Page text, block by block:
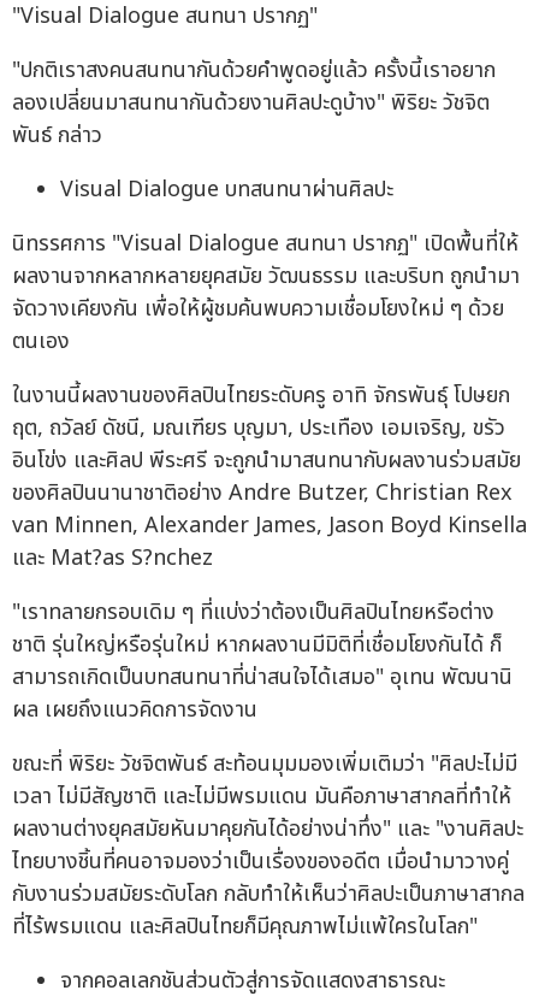
"Visual Dialogue สนทนา ปรากฏ"
"ปกติเราสงคนสนทนากันด้วยคำพูดอยู่แล้ว ครั้งนี้เราอยาก
ลองเปลี่ยนมาสนทนากันด้วยงานศิลปะดูบ้าง" พิริยะ วัชจิต
พันธ์ กล่าว
Visual Dialogue บทสนทนาผ่านศิลปะ
นิทรรศการ "Visual Dialogue สนทนา ปรากฏ" เปิดพื้นที่ให้
ผลงานจากหลากหลายยุคสมัย วัฒนธรรม และบริบท ถูกนำมา
จัดวางเคียงกัน เพื่อให้ผู้ชมค้นพบความเชื่อมโยงใหม่ ๆ ด้วย
ตนเอง
ในงานนี้ผลงานของศิลปินไทยระดับครู อาทิ จักรพันธุ์ โปษยก
ฤต, ถวัลย์ ดัชนี, มณเฑียร บุญมา, ประเทือง เอมเจริญ, ขรัว
อินโข่ง และศิลป พีระศรี จะถูกนำมาสนทนากับผลงานร่วมสมัย
ของศิลปินนานาชาติอย่าง Andre Butzer, Christian Rex
van Minnen, Alexander James, Jason Boyd Kinsella
และ Mat?as S?nchez
"เราทลายกรอบเดิม ๆ ที่แบ่งว่าต้องเป็นศิลปินไทยหรือต่าง
ชาติ รุ่นใหญ่หรือรุ่นใหม่ หากผลงานมีมิติที่เชื่อมโยงกันได้ ก็
สามารถเกิดเป็นบทสนทนาที่น่าสนใจได้เสมอ" อุเทน พัฒนานิ
ผล เผยถึงแนวคิดการจัดงาน
ขณะที่ พิริยะ วัชจิตพันธ์ สะท้อนมุมมองเพิ่มเติมว่า "ศิลปะไม่มี
เวลา ไม่มีสัญชาติ และไม่มีพรมแดน มันคือภาษาสากลที่ทำให้
ผลงานต่างยุคสมัยหันมาคุยกันได้อย่างน่าทึ่ง" และ "งานศิลปะ
ไทยบางชิ้นที่คนอาจมองว่าเป็นเรื่องของอดีต เมื่อนำมาวางคู่
กับงานร่วมสมัยระดับโลก กลับทำให้เห็นว่าศิลปะเป็นภาษาสากล
ที่ไร้พรมแดน และศิลปินไทยก็มีคุณภาพไม่แพ้ใครในโลก"
จากคอลเลกชันส่วนตัวสู่การจัดแสดงสาธารณะ